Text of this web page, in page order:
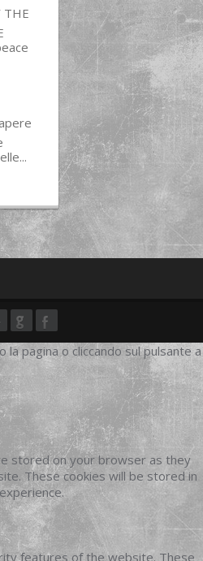
THE
la pagina o cliccando sul pulsante a
stored on your browser as they
These cookies will be stored in
features of the website. These